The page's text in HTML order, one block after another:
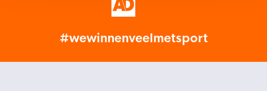
#wewinnenveelmetsport